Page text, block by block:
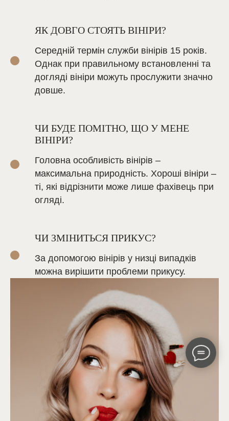
ЯК ДОВГО СТОЯТЬ ВІНІРИ?
Середній термін служби вінірів 15 років.
Однак при правильному встановленні та
догляді вініри можуть прослужити значно
довше.
ЧИ БУДЕ ПОМІТНО, ЩО У МЕНЕ
ВІНІРИ?
Головна особливість вінірів –
максимальна природність. Хороші вініри –
ті, які відрізнити може лише фахівець при
огляді.
ЧИ ЗМІНИТЬСЯ ПРИКУС?
За допомогою вінірів у низці випадків
можна вирішити проблеми прикусу.